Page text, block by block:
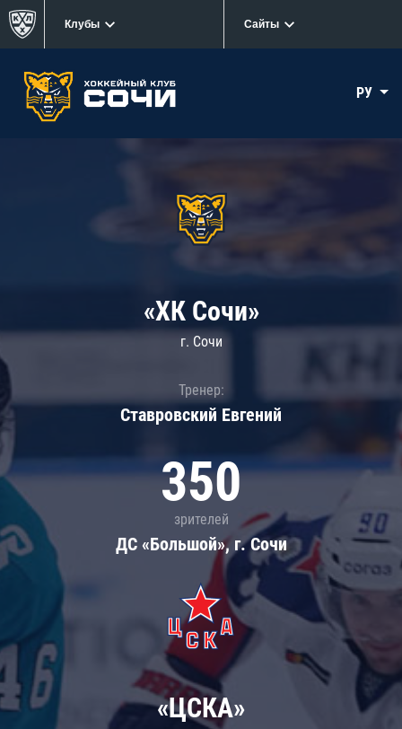
Клубы Сайты
РУ
«ХК Сочи»
г. Сочи
Тренер:
Ставровский Евгений
350
зрителей
ДС «Большой», г. Сочи
«ЦСКА»